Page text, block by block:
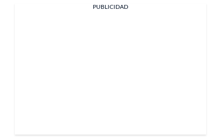
PUBLICIDAD